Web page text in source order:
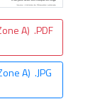
A) .PDF
A) .JPG